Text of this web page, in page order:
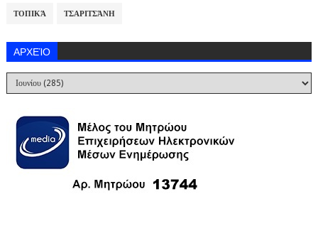
ΤΟΠΙΚΆ ΤΣΑΡΙΤΣΆΝΗ
ΑΡΧΕΊΟ